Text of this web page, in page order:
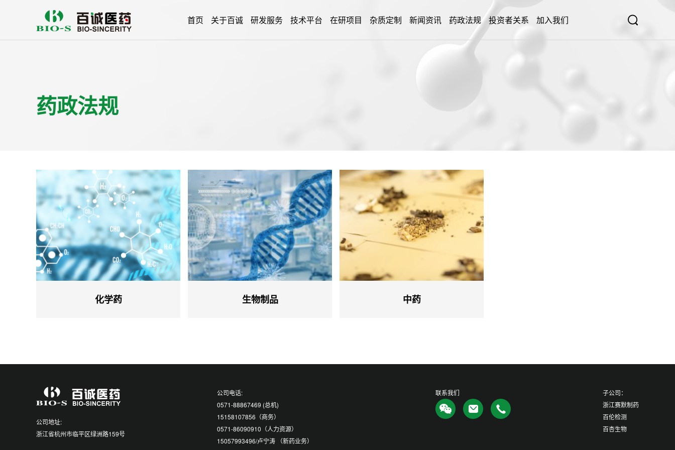
首页 关于百诚 研发服务 技术平台 在研项目 杂质定制 新闻资讯 药政法规 投资者关系 加入我们
药政法规
化学药 生物制品 中药
公司地址:
浙江省杭州市临平区绿洲路159号
公司电话:
0571-88867469 (总机)
15158107856（商务）
0571-86090910（人力资源）
15057993496/卢宁涛 （新药业务）
联系我们
子公司：
浙江赛默制药
百伦检测
百杏生物